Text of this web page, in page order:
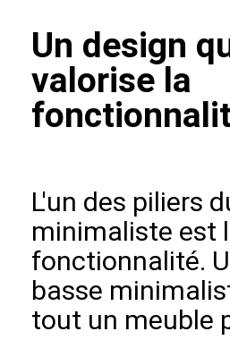
Un design
valorise la
L'un des piliers
minimaliste est
fonctionnalité.
basse
tout un meuble